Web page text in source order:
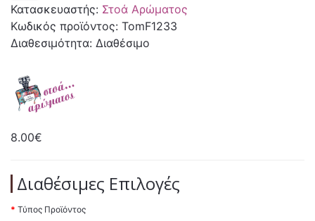
Κατασκευαστής: Στοά Αρώματος
Κωδικός προϊόντος: TomF1233
Διαθεσιμότητα: Διαθέσιμο
8.00€
Διαθέσιμες Επιλογές
Τύπος Προϊόντος